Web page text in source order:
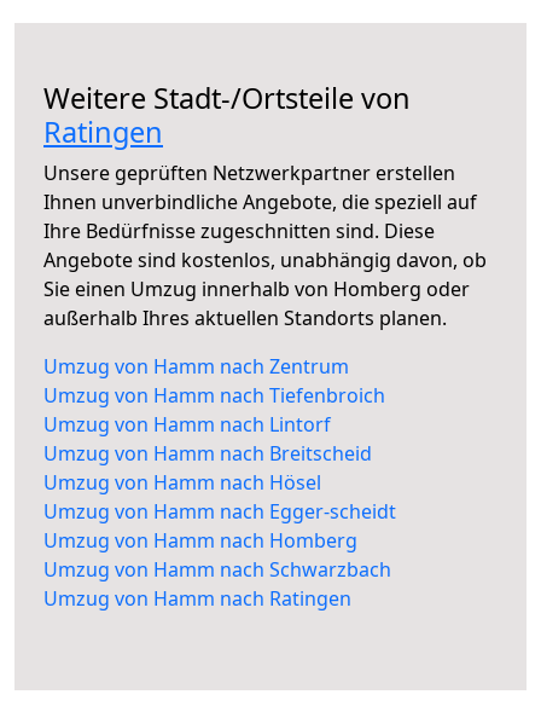
Weitere Stadt-/Ortsteile von
Ratingen
Unsere geprüften Netzwerkpartner erstellen
Ihnen unverbindliche Angebote, die speziell auf
Ihre Bedürfnisse zugeschnitten sind. Diese
Angebote sind kostenlos, unabhängig davon, ob
Sie einen Umzug innerhalb von Homberg oder
außerhalb Ihres aktuellen Standorts planen.
Umzug von Hamm nach Zentrum
Umzug von Hamm nach Tiefenbroich
Umzug von Hamm nach Lintorf
Umzug von Hamm nach Breitscheid
Umzug von Hamm nach Hösel
Umzug von Hamm nach Egger-scheidt
Umzug von Hamm nach Homberg
Umzug von Hamm nach Schwarzbach
Umzug von Hamm nach Ratingen